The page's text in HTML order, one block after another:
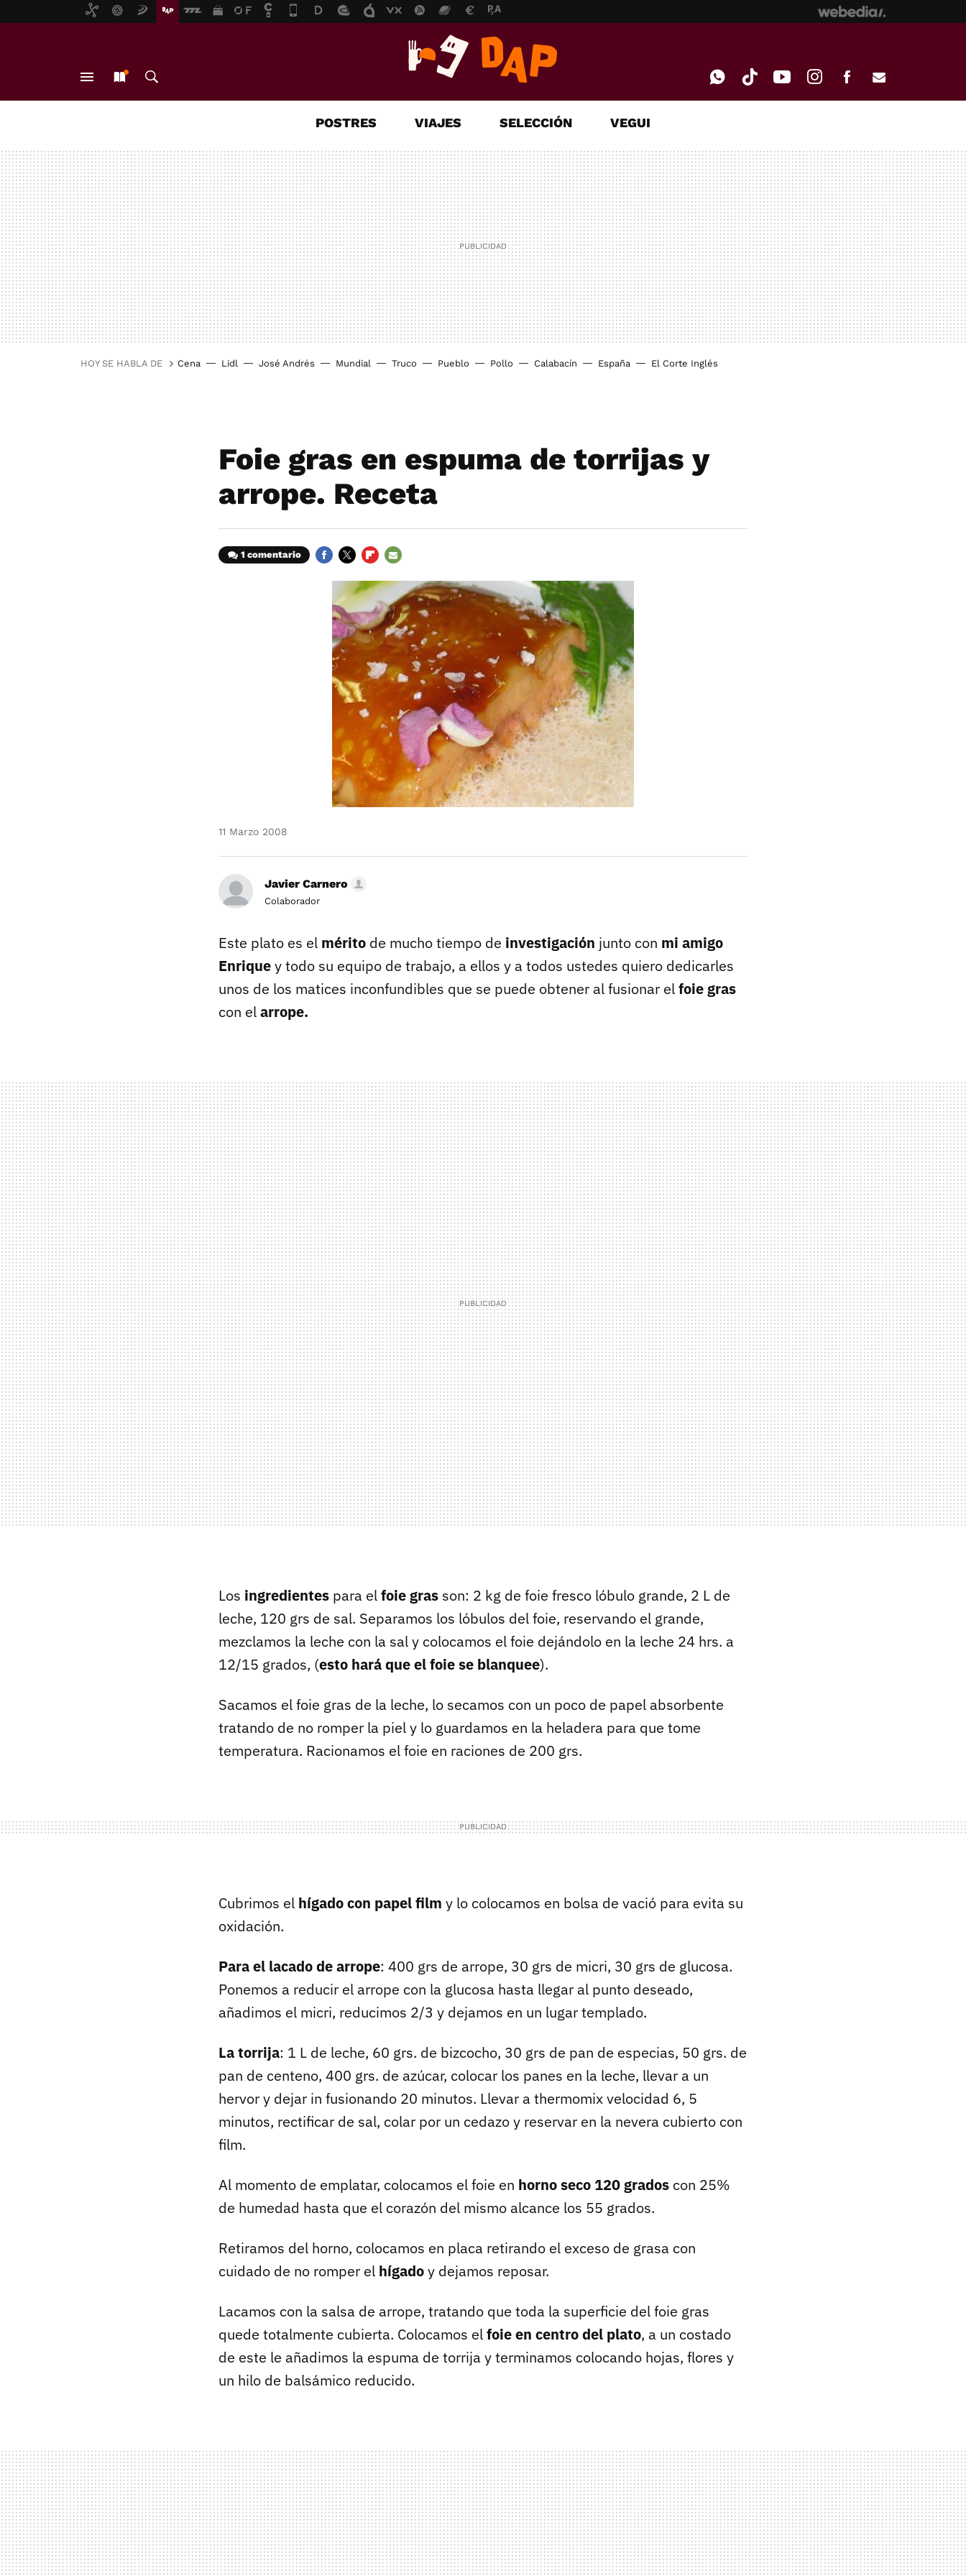
MAIL
POSTRES VIAJES SELECCIÓN VEGUI
HOY SE HABLA DE Cena Lidl José Andrés Mundial Truco Pueblo Pollo Calabacín España El Corte Inglés
Foie gras en espuma de torrijas y
arrope. Receta
1 comentario
MAIL
11 Marzo 2008
Javier Carnero
Colaborador
Este plato es el mérito de mucho tiempo de investigación junto con mi amigo
Enriquey todo su equipo de trabajo, a ellos y a todos ustedes quiero dedicarles
unos de los matices inconfundibles que se puede obtener al fusionar elfoie gras
con elarrope.
Los ingredientes para elfoie gras son: 2 kg de foie fresco lóbulo grande, 2 L de
leche, 120 grs de sal. Separamos los lóbulos del foie, reservando el grande,
mezclamos la leche con la sal y colocamos el foie dejándolo en la leche 24 hrs. a
12/15 grados, (esto hará que el foie se blanquee).
Sacamos el foie gras de la leche, lo secamos con un poco de papel absorbente
tratando de no romper la piel y lo guardamos en la heladera para que tome
temperatura. Racionamos el foie en raciones de 200 grs.
Cubrimos el hígado con papel film y lo colocamos en bolsa de vació para evita su
oxidación.
Para el lacado de arrope: 400 grs de arrope, 30 grs de micri, 30 grs de glucosa.
Ponemos a reducir el arrope con la glucosa hasta llegar al punto deseado,
añadimos el micri, reducimos 2/3 y dejamos en un lugar templado.
La torrija: 1 L de leche, 60 grs. de bizcocho, 30 grs de pan de especias, 50 grs. de
pan de centeno, 400 grs. de azúcar, colocar los panes en la leche, llevar a un
hervor y dejar in fusionando 20 minutos. Llevar a thermomix velocidad 6, 5
minutos, rectificar de sal, colar por un cedazo y reservar en la nevera cubierto con
film.
Al momento de emplatar, colocamos el foie en horno seco 120 grados con 25%
de humedad hasta que el corazón del mismo alcance los 55 grados.
Retiramos del horno, colocamos en placa retirando el exceso de grasa con
cuidado de no romper el hígadoy dejamos reposar.
Lacamos con la salsa de arrope, tratando que toda la superficie del foie gras
quede totalmente cubierta. Colocamos elfoie en centro del plato, a un costado
de este le añadimos la espuma de torrija y terminamos colocando hojas, flores y
un hilo de balsámico reducido.